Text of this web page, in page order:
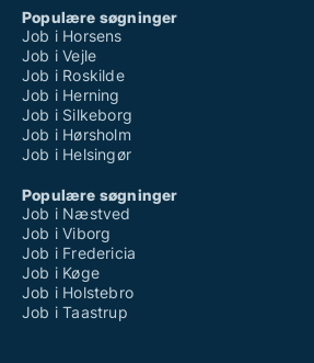
Populære søgninger
Job i Horsens
Job i Vejle
Job i Roskilde
Job i Herning
Job i Silkeborg
Job i Hørsholm
Job i Helsingør
Populære søgninger
Job i Næstved
Job i Viborg
Job i Fredericia
Job i Køge
Job i Holstebro
Job i Taastrup